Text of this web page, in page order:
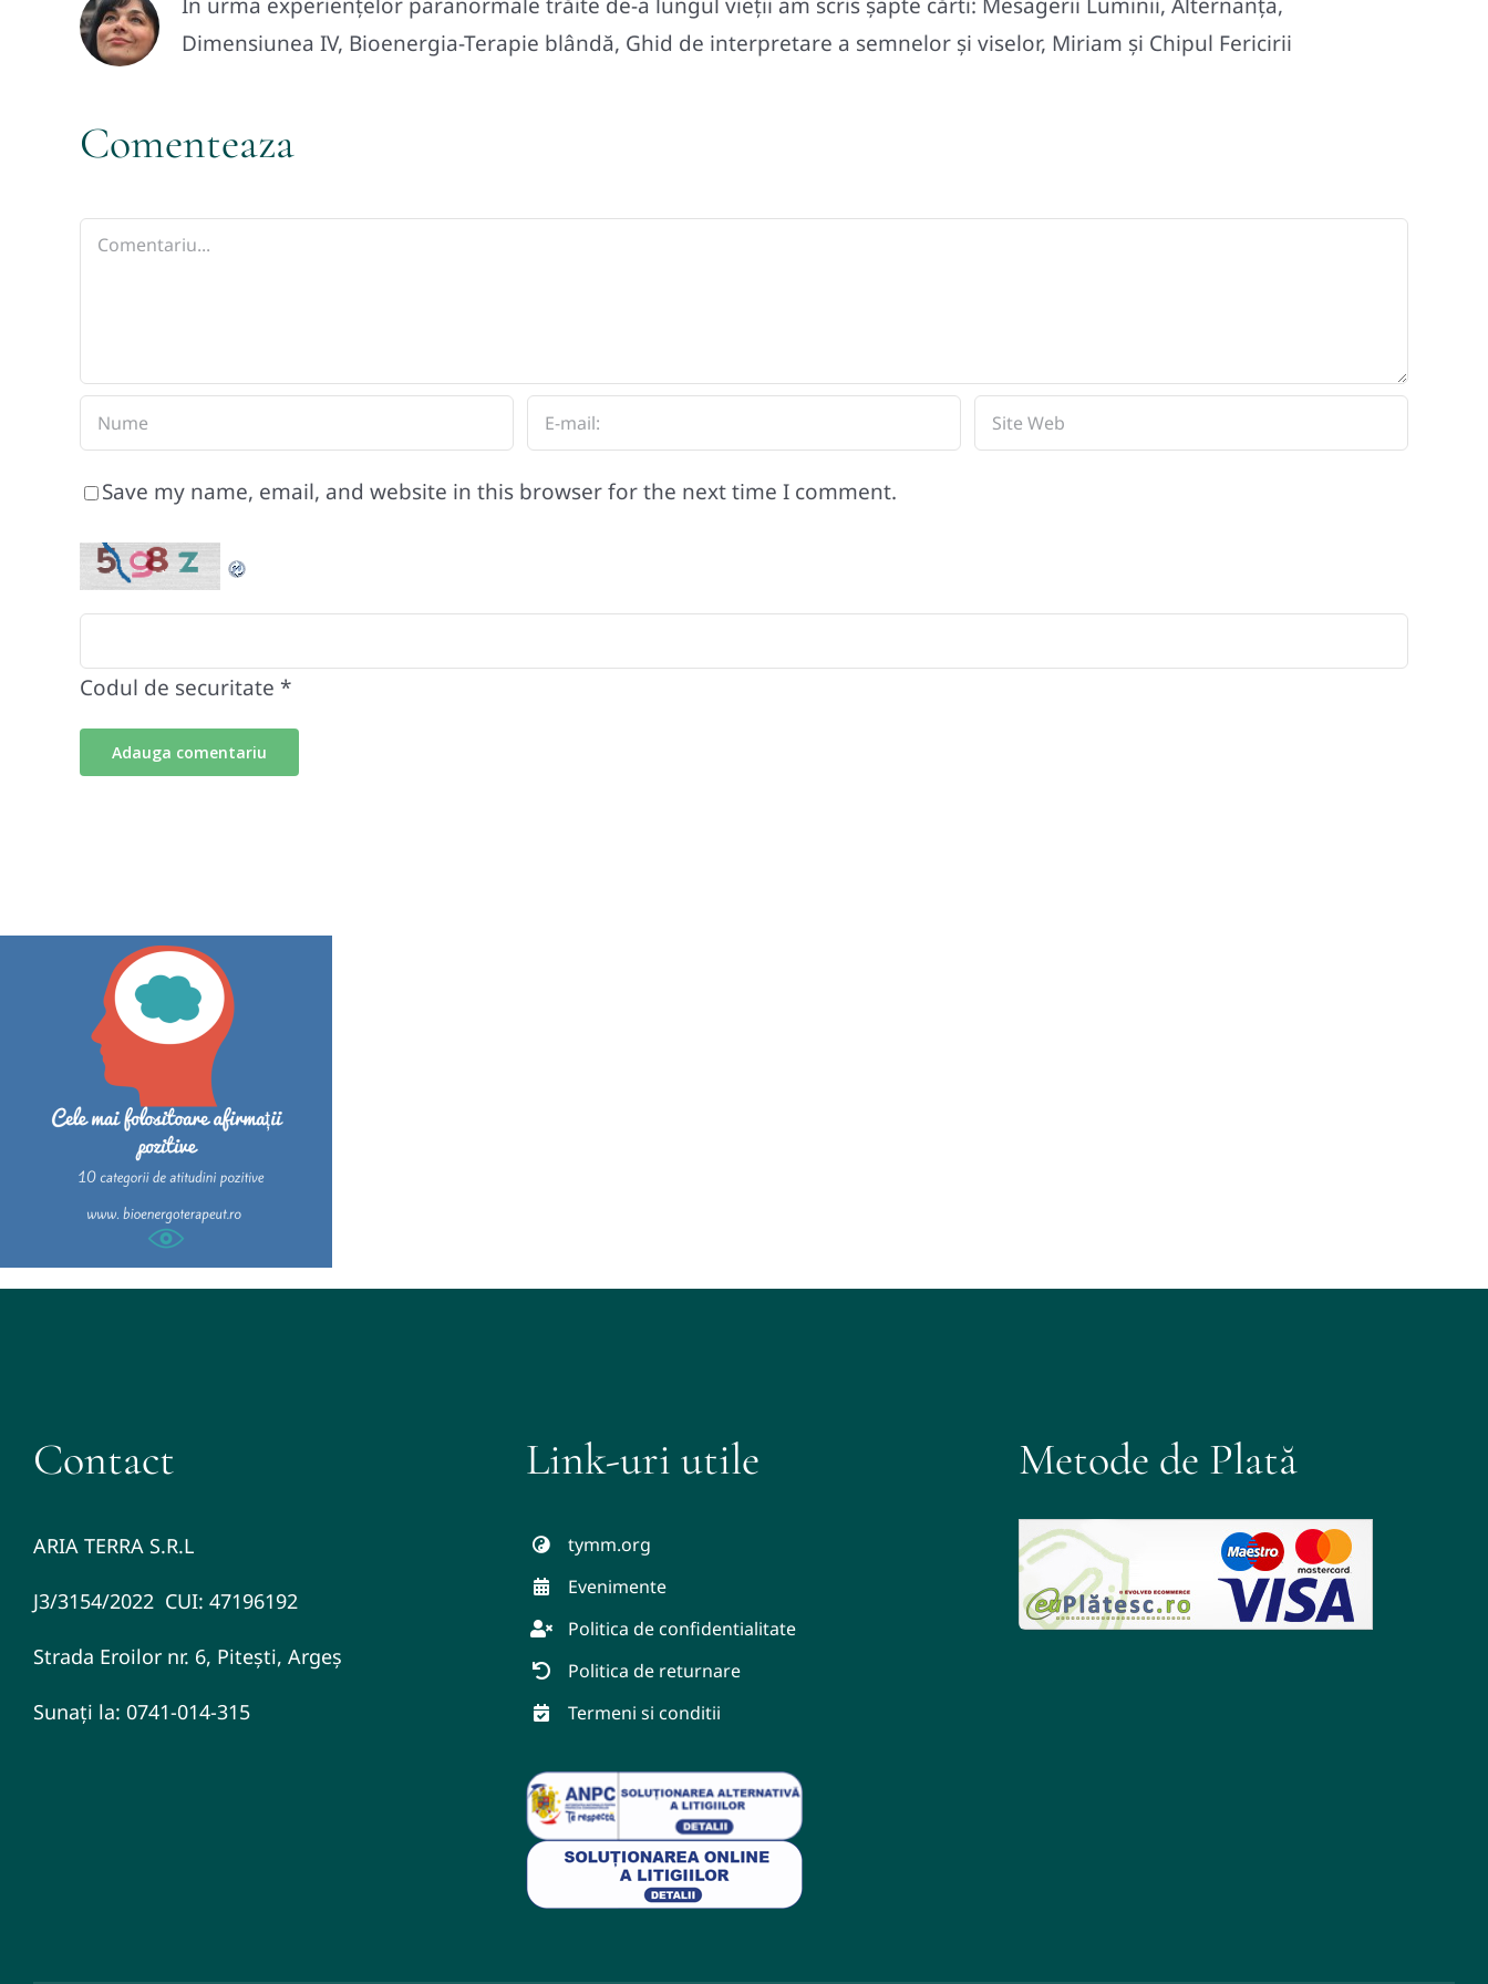
Dimensiunea IV, Bioenergia-Terapie blândă, Ghid de interpretare a semnelor și viselor, Miriam și Chipul Fericirii
Comenteaza
Comment
Save my name, email, and website in this browser for the next time I comment.
Codul de securitate *
Contact
ARIA TERRA S.R.L
J3/3154/2022 CUI: 47196192
Strada Eroilor nr. 6, Pitești, Argeș
Sunați la: 0741-014-315
Link-uri utile
tymm.org
Evenimente
Politica de confidentialitate
Politica de returnare
Termeni si conditii
Metode de Plată